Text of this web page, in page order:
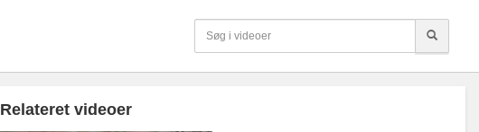
Relateret videoer